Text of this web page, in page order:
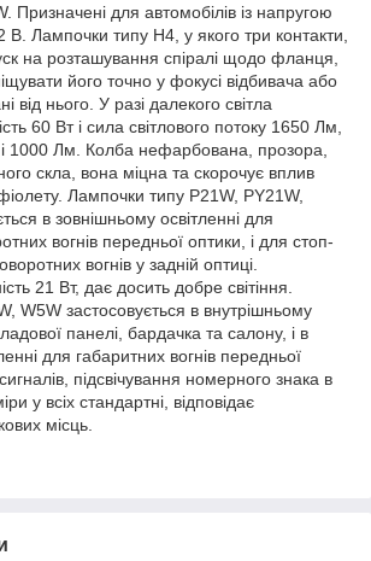
Призначені для автомобілів із напругою
В. Лампочки типу Н4, у якого три контакти,
на розташування спіралі щодо фланця,
його точно у фокусі відбивача або
від нього. У разі далекого світла
60 Вт і сила світлового потоку 1650 Лм,
1000 Лм. Колба нефарбована, прозора,
скла, вона міцна та скорочує вплив
Лампочки типу P21W, PY21W,
в зовнішньому освітленні для
вогнів передньої оптики, і для стоп-
вогнів у задній оптиці.
21 Вт, дає досить добре світіння.
W5W застосовується в внутрішньому
панелі, бардачка та салону, і в
для габаритних вогнів передньої
підсвічування номерного знака в
у всіх стандартні, відповідає
місць.